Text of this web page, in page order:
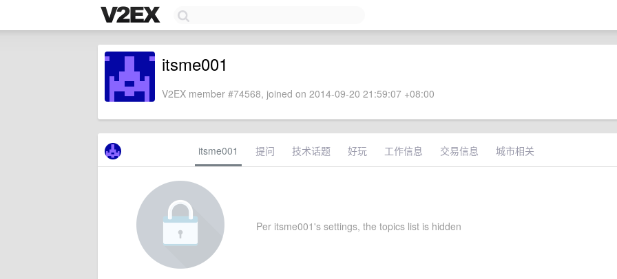
itsme001
V2EX member #74568, joined on 2014-09-20 21:59:07 +08:00
itsme001 提问 技术话题 好玩 工作信息 交易信息 城市相关
Per itsme001's settings, the topics list is hidden